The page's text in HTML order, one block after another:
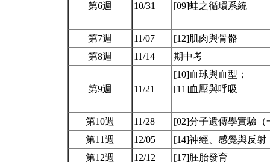
第6週 10/31
[09]蛙之循環系統
第7週 11/07
[12]肌肉與骨骼
第8週
11/14 期中考
第9週 11/21
[10]血球與血型；
[11]血壓與呼吸
第10週 11/28
[02]分子遺傳學實驗
第11週
12/05
[14]神經、感覺與反射
第12週
12/12 [17]胚胎發育